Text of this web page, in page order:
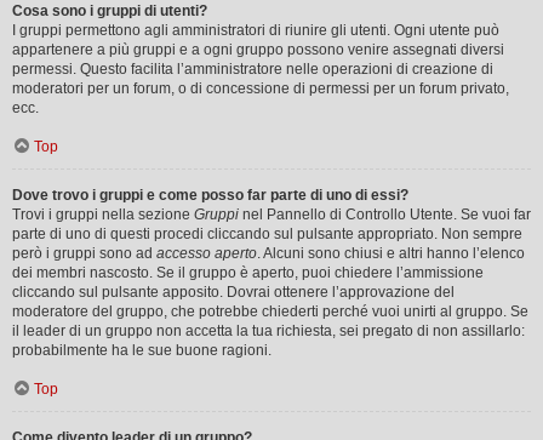
Cosa sono i gruppi di utenti?
I gruppi permettono agli amministratori di riunire gli utenti. Ogni utente può
appartenere a più gruppi e a ogni gruppo possono venire assegnati diversi
permessi. Questo facilita l’amministratore nelle operazioni di creazione di
moderatori per un forum, o di concessione di permessi per un forum privato,
ecc.
Top
Dove trovo i gruppi e come posso far parte di uno di essi?
Trovi i gruppi nella sezione Gruppi nel Pannello di Controllo Utente. Se vuoi far
parte di uno di questi procedi cliccando sul pulsante appropriato. Non sempre
però i gruppi sono ad accesso aperto. Alcuni sono chiusi e altri hanno l’elenco
dei membri nascosto. Se il gruppo è aperto, puoi chiedere l’ammissione
cliccando sul pulsante apposito. Dovrai ottenere l’approvazione del
moderatore del gruppo, che potrebbe chiederti perché vuoi unirti al gruppo. Se
il leader di un gruppo non accetta la tua richiesta, sei pregato di non assillarlo:
probabilmente ha le sue buone ragioni.
Top